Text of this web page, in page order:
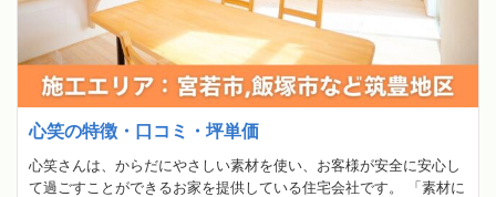
心笑の特徴・口コミ・坪単価
心笑さんは、からだにやさしい素材を使い、お客様が安全に安心し
て過ごすことができるお家を提供している住宅会社です。 「素材に